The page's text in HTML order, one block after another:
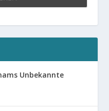
Unbekannte